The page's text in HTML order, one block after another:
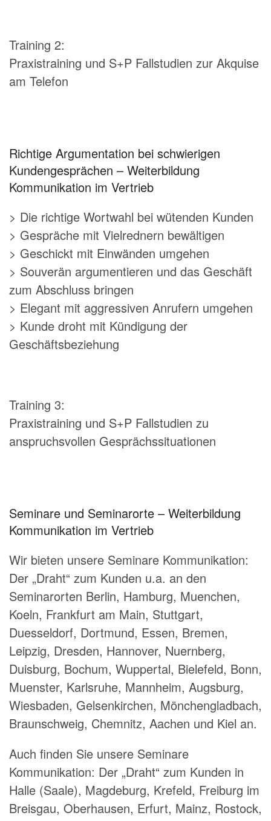
Training 2:
Praxistraining und S+P Fallstudien zur Akquise
am Telefon
Richtige Argumentation bei schwierigen
Kundengesprächen – Weiterbildung
Kommunikation im Vertrieb
> Die richtige Wortwahl bei wütenden Kunden
> Gespräche mit Vielrednern bewältigen
> Geschickt mit Einwänden umgehen
> Souverän argumentieren und das Geschäft
zum Abschluss bringen
> Elegant mit aggressiven Anrufern umgehen
> Kunde droht mit Kündigung der
Geschäftsbeziehung
Training 3:
Praxistraining und S+P Fallstudien zu
anspruchsvollen Gesprächssituationen
Seminare und Seminarorte – Weiterbildung
Kommunikation im Vertrieb
Wir bieten unsere Seminare Kommunikation:
Der „Draht“ zum Kunden u.a. an den
Seminarorten Berlin, Hamburg, Muenchen,
Koeln, Frankfurt am Main, Stuttgart,
Duesseldorf, Dortmund, Essen, Bremen,
Leipzig, Dresden, Hannover, Nuernberg,
Duisburg, Bochum, Wuppertal, Bielefeld, Bonn,
Muenster, Karlsruhe, Mannheim, Augsburg,
Wiesbaden, Gelsenkirchen, Mönchengladbach,
Braunschweig, Chemnitz, Aachen und Kiel an.
Auch finden Sie unsere Seminare
Kommunikation: Der „Draht“ zum Kunden in
Halle (Saale), Magdeburg, Krefeld, Freiburg im
Breisgau, Oberhausen, Erfurt, Mainz, Rostock,